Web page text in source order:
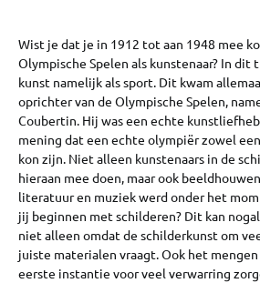
Wist je dat je in 1912 tot aan 1948 mee
Olympische Spelen als kunstenaar? In dit
kunst namelijk als sport. Dit kwam
oprichter van de Olympische Spelen,
Coubertin. Hij was een echte
mening dat een echte olympiër zowel
kon zijn. Niet alleen kunstenaars in de
hieraan mee doen, maar ook
literatuur en muziek werd onder het
jij beginnen met schilderen? Dit kan
niet alleen omdat de schilderkunst om
juiste materialen vraagt. Ook het mengen
eerste instantie voor veel verwarring